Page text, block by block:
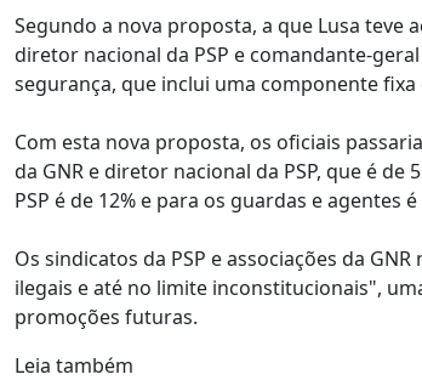
Segundo a nova proposta, a que Lusa teve
diretor nacional da PSP e comandante-
segurança, que inclui uma componente fixa
Com esta nova proposta, os oficiais
da GNR e diretor nacional da PSP, que é
PSP é de 12% e para os guardas e agentes é
Os sindicatos da PSP e associações da
ilegais e até no limite inconstitucionais",
promoções futuras.
Leia também